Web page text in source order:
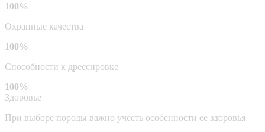
100%
Охранные качества
100%
Способности к дрессировке
100%
Здоровье
При выборе породы важно учесть особенности ее здоровья